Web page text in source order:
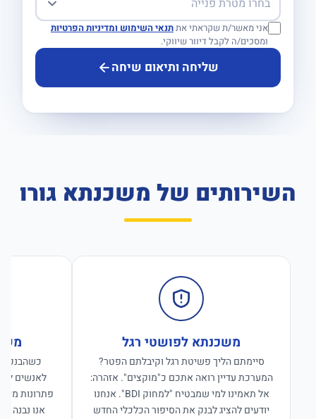
אני מאשר/ת שקראתי אתתנאי השימוש ומדיניות הפרטיות
ומסכים/ה לקבל דיוור שיווקי.
שליחה ותיאום שיחה
השירותים של משכנתא גורו
משכנתא לפושטי רגל
סיימתם הליך פשיטת רגל וקיבלתם הפטר?
המערכת עדיין רואה אתכם כ"מוקצים". אזהרה:
אל תאמינו למי שמבטיח "למחוק BDI". אנחנו
יודעים להציג לבנק את הסיפור הכלכלי החדש
לאנשים
פתרונות
אנו נבנה